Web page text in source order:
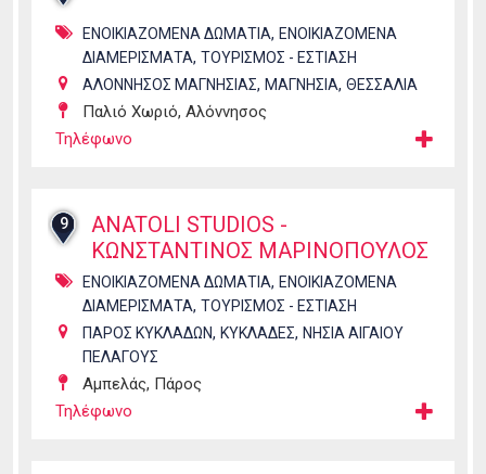
ΕΝΟΙΚΙΑΖΟΜΕΝΑ ΔΩΜΑΤΙΑ, ΕΝΟΙΚΙΑΖΟΜΕΝΑ
ΔΙΑΜΕΡΙΣΜΑΤΑ, ΤΟΥΡΙΣΜΟΣ - ΕΣΤΙΑΣΗ
ΑΛΟΝΝΗΣΟΣ ΜΑΓΝΗΣΙΑΣ, ΜΑΓΝΗΣΙΑ, ΘΕΣΣΑΛΙΑ
Παλιό Χωριό, Αλόννησος
Τηλέφωνο
9
ANATOLI STUDIOS -
ΚΩΝΣΤΑΝΤΙΝΟΣ ΜΑΡΙΝΟΠΟΥΛΟΣ
ΕΝΟΙΚΙΑΖΟΜΕΝΑ ΔΩΜΑΤΙΑ, ΕΝΟΙΚΙΑΖΟΜΕΝΑ
ΔΙΑΜΕΡΙΣΜΑΤΑ, ΤΟΥΡΙΣΜΟΣ - ΕΣΤΙΑΣΗ
ΠΑΡΟΣ ΚΥΚΛΑΔΩΝ, ΚΥΚΛΑΔΕΣ, ΝΗΣΙΑ ΑΙΓΑΙΟΥ
ΠΕΛΑΓΟΥΣ
Αμπελάς, Πάρος
Τηλέφωνο